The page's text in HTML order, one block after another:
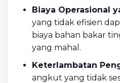
Biaya Operasional
yang tidak efisien
biaya bahan bakar
yang mahal.
Keterlambatan
angkut yang tidak